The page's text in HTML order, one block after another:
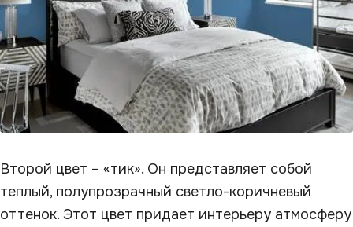
Второй цвет – «тик». Он представляет собой
теплый, полупрозрачный светло-коричневый
оттенок. Этот цвет придает интерьеру атмосферу